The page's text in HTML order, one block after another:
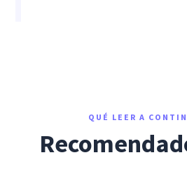
QUÉ LEER A